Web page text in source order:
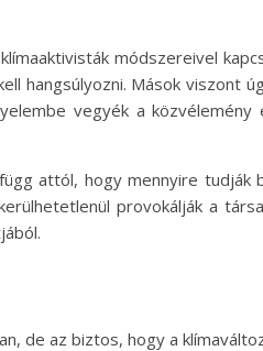
módszereivel
hangsúlyozni. Mások viszont
vegyék a
attól, hogy mennyire
provokálják a
de az biztos, hogy a